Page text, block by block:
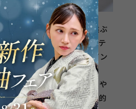
えるピンクの振袖は、選ぶ
と変わります。淡いパステ
に、濃いめのビビッドピン
ります。
ントに仕上げたり、水色や
し色にすることで、個性的